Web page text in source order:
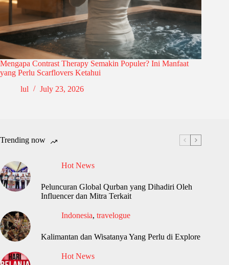
Mengapa Contrast Therapy Semakin Populer? Ini Manfaat
yang Perlu Scarflovers Ketahui
lul
July 23, 2026
Trending now
Hot News
Peluncuran Global Qurban yang Dihadiri Oleh
Influencer dan Mitra Terkait
Indonesia, travelogue
Kalimantan dan Wisatanya Yang Perlu di Explore
Hot News